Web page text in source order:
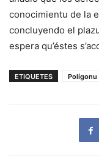
conocimientu de la
concluyendo el
espera qu’éstes
ETIQUETES Polígonu